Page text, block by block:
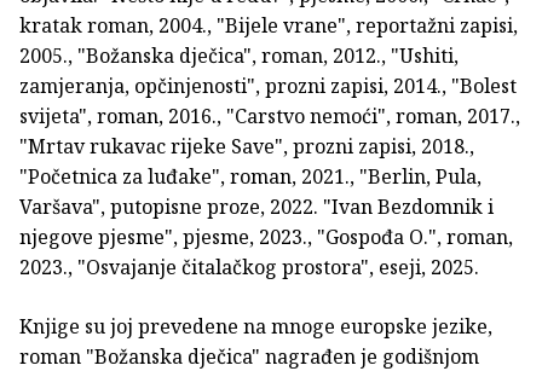
kratak roman, 2004., "Bijele vrane", reportažni zapisi,
2005., "Božanska dječica", roman, 2012., "Ushiti,
zamjeranja, opčinjenosti", prozni zapisi, 2014., "Bolest
svijeta", roman, 2016., "Carstvo nemoći", roman, 2017.,
"Mrtav rukavac rijeke Save", prozni zapisi, 2018.,
"Početnica za luđake", roman, 2021., "Berlin, Pula,
Varšava", putopisne proze, 2022. "Ivan Bezdomnik i
njegove pjesme", pjesme, 2023., "Gospođa O.", roman,
2023., "Osvajanje čitalačkog prostora", eseji, 2025.
Knjige su joj prevedene na mnoge europske jezike,
roman "Božanska dječica" nagrađen je godišnjom